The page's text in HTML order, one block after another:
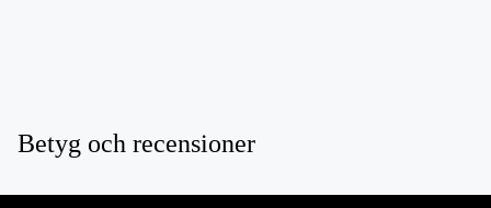
Betyg och recensioner